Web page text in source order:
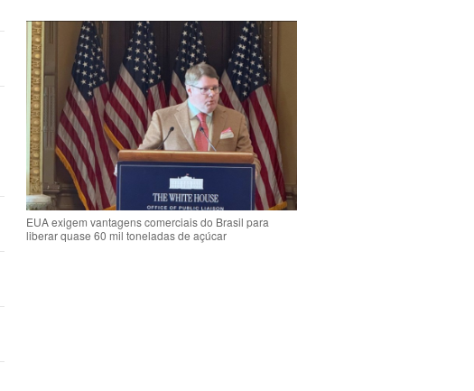
EUA exigem vantagens comerciais do Brasil para
liberar quase 60 mil toneladas de açúcar